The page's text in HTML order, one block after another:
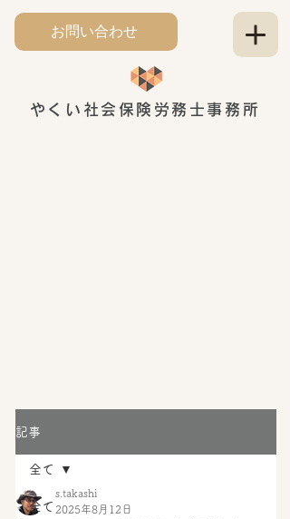
やくい社会保険労務士事務所
お問い合わせ
記事
全て
全て
s.takashi
2025年8月12日